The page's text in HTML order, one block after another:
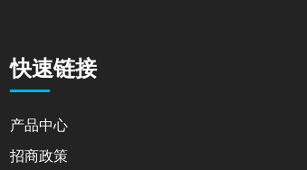
快速链接
产品中心
招商政策